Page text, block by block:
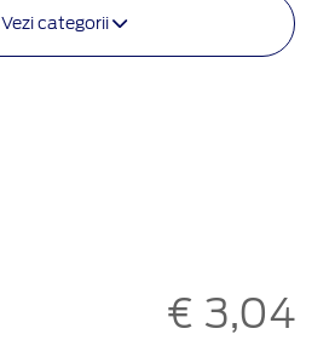
Vezi categorii
€ 3,04